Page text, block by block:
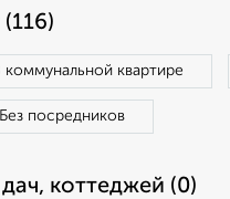
коммунальной квартире
Без посредников
коттеджей (0)